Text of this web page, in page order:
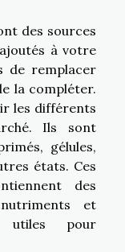
des sources
à votre
de remplacer
la compléter.
les différents
Ils sont
gélules,
états. Ces
des
et
utiles pour